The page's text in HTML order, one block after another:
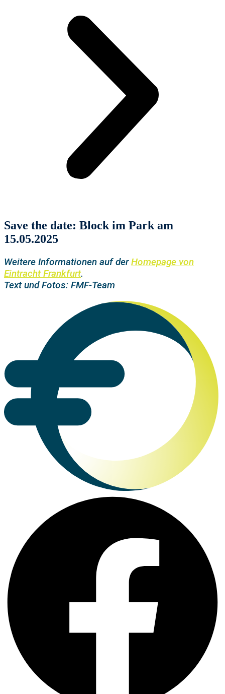
Save the date: Block im Park am
15.05.2025
Weitere Informationen auf derHomepage von
Eintracht Frankfurt.
Text und Fotos: FMF-Team